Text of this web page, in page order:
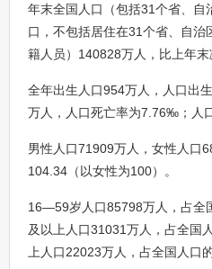
年末全国人口（包括31个省、自
口，不包括居住在31个省、自
籍人员）140828万人，比上年末
全年出生人口954万人，人口出
万人，人口死亡率为7.76‰；人
男性人口71909万人，女性人口
104.34（以女性为100）。
16—59岁人口85798万人，占全
及以上人口31031万人，占全国
上人口22023万人，占全国人口